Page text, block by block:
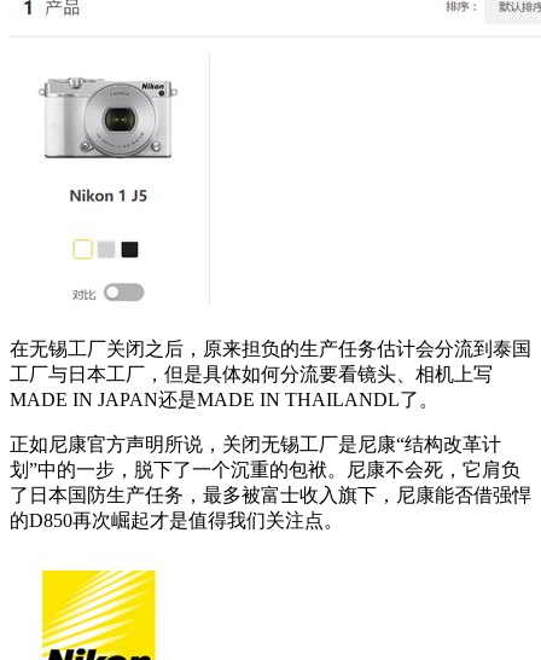
在无锡工厂关闭之后，原来担负的生产任务估计会分流到泰国
工厂与日本工厂，但是具体如何分流要看镜头、相机上写
MADE IN JAPAN还是MADE IN THAILANDL了。
正如尼康官方声明所说，关闭无锡工厂是尼康“结构改革计
划”中的一步，脱下了一个沉重的包袱。尼康不会死，它肩负
了日本国防生产任务，最多被富士收入旗下，尼康能否借强悍
的D850再次崛起才是值得我们关注点。